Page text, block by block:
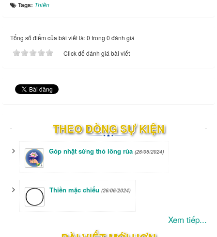
Tags: Thiền
Tổng số điểm của bài viết là: 0 trong 0 đánh giá
Click để đánh giá bài viết
THEO DÒNG SỰ KIỆN
Góp nhặt sừng thỏ lông rùa (26/06/2024)
Thiền mặc chiếu (26/06/2024)
Xem tiếp...